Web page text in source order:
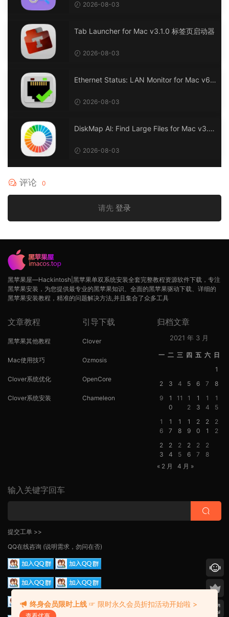
2026-08-03
Tab Launcher for Mac v3.1.0 标签页启动器
2026-08-03
Ethernet Status: LAN Monitor for Mac v6.
2026-08-03
DiskMap Al: Find Large Files for Mac v3.1
2026-08-03
评论 0
请先 登录
黑苹果屋—Hackintosh|黑苹果单双系统安装全套完整教程资源软件下载，专注
黑苹果安装，为您提供最专业的黑苹果知识、全面的黑苹果驱动下载、详细的
黑苹果安装教程，精准的问题解决方法,并且集合了众多工具
文章教程
黑苹果其他教程
Mac使用技巧
Clover系统优化
Clover系统安装
引导下载
Clover
Ozmosis
OpenCore
Chameleon
归档文章
2021 年 3 月
一 二 三 四 五 六 日
1
2
3 4 5 6 7
8
9
1
0
11
1
2
1
3
1
4
1
5
1
6
1
7
1
8
1
9
2
0
2
1
2
2
2
3
2
4
2
5
2
6
2
7
2
8
« 2 月
4 月 »
输入关键字回车
提交工单 >>
QQ在线咨询 (说明需求，勿问在否)
终身会员限时上线 ☞ 限时永久会员折扣活动开始啦 >